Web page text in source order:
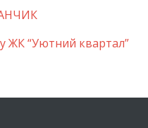
ЖК “Уютний квартал”